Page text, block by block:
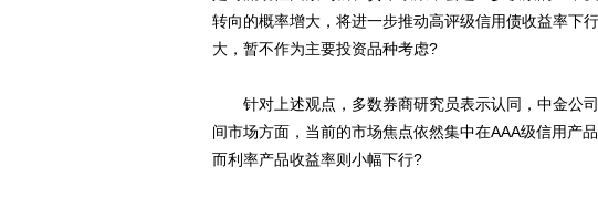
转向的概率增大，将进一步推动高评级信用债收益率下
大，暂不作为主要投资品种考虑?
针对上述观点，多数券商研究员表示认同，中金公
间市场方面，当前的市场焦点依然集中在AAA级信用产
而利率产品收益率则小幅下行?